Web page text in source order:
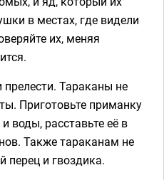
в местах, где видели
их, меняя
Тараканы не
Приготовьте приманку
воды, расставьте её в
Также тараканам не
перец и гвоздика.